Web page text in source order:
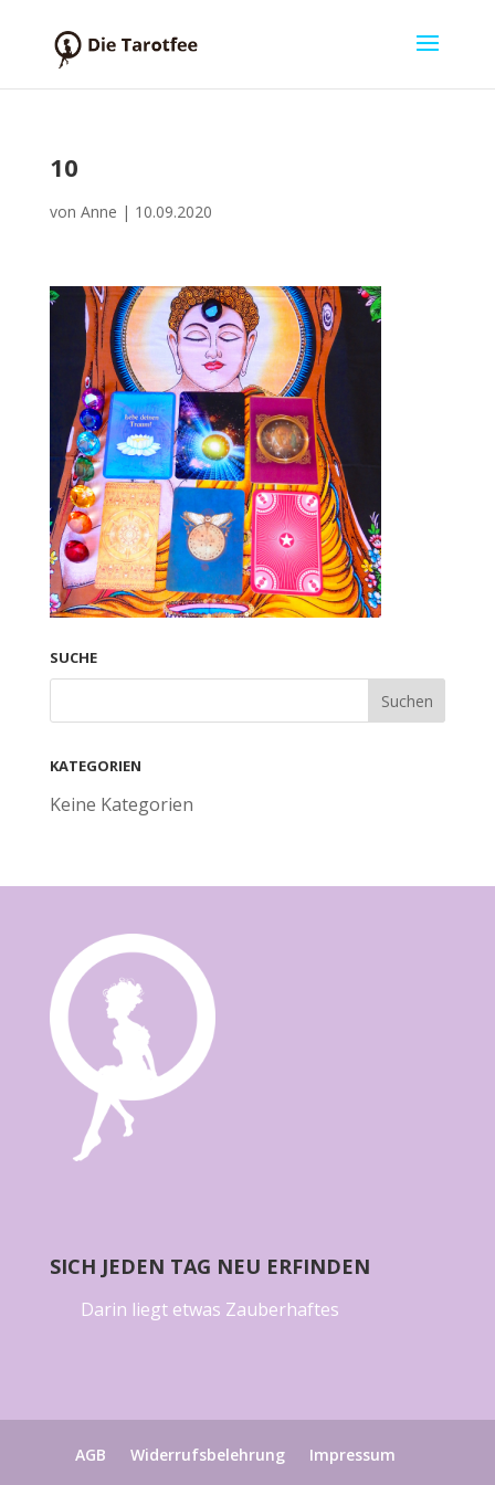
10
von Anne | 10.09.2020
SUCHE
KATEGORIEN
Keine Kategorien
SICH JEDEN TAG NEU ERFINDEN
Darin liegt etwas Zauberhaftes
AGB Widerrufsbelehrung
Impressum